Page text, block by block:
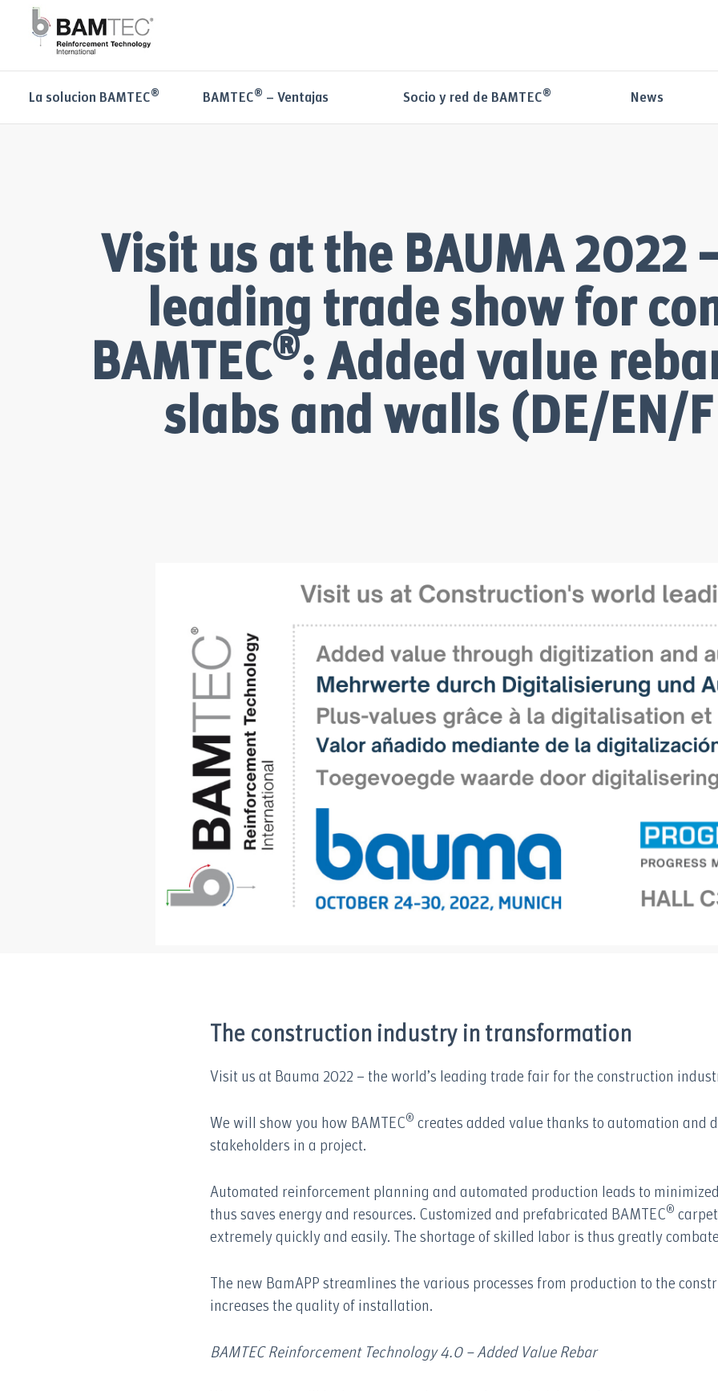
La solucion BAMTEC® BAMTEC® – Ventajas Socio y red de BAMTEC® News
Visit us at the BAUMA 2022
leading trade show for
BAMTEC®: Added value
slabs and walls (DE/EN/
The construction industry in transformation
Visit us at Bauma 2022 – the world’s leading trade fair for the construction
We will show you how BAMTEC® creates added value thanks to automation and
stakeholders in a project.
Automated reinforcement planning and automated production leads to
thus saves energy and resources. Customized and prefabricated BAMTEC®
extremely quickly and easily. The shortage of skilled labor is thus greatly
The new BamAPP streamlines the various processes from production to the
increases the quality of installation.
BAMTEC Reinforcement Technology 4.0 – Added Value Rebar